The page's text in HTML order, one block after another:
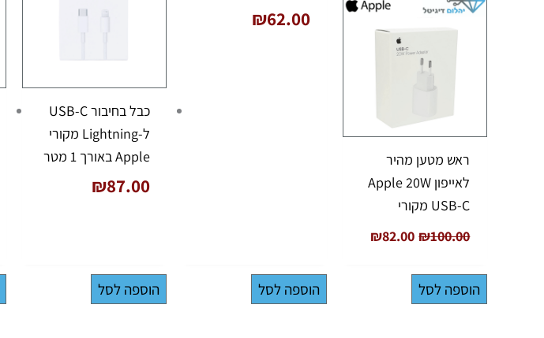
ראש מטען מהיר
לאייפון Apple 20W
USB-C מקורי
₪100.00
₪82.00
הוספה לסל
₪62.00
הוספה לסל
כבל בחיבור USB-C
ל-Lightning מקורי
Apple באורך 1 מטר
₪87.00
הוספה לסל